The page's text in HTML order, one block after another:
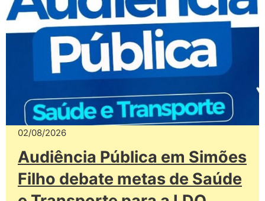
02/08/2026
Audiência Pública em Simões
Filho debate metas de Saúde